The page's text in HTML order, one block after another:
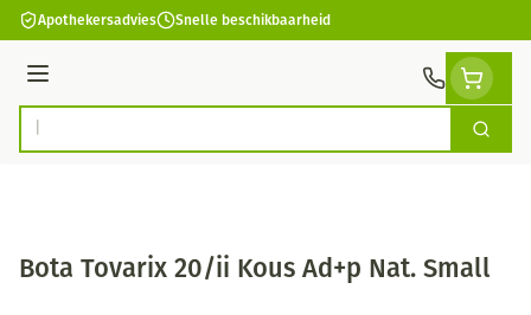
Ga naar de inhoud
Apothekersadvies Snelle beschikbaarheid
Menu
Product, merk, categorie... Zoek
Bota Tovarix 20/ii Kous Ad+p Nat. Small